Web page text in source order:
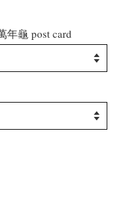
年龜 post card